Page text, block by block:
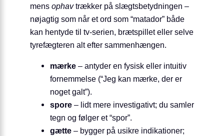
mens ophavtrækker på slægtsbetydningen –
nøjagtig som når et ord som “matador” både
kan hentyde til tv-serien, brætspillet eller selve
tyrefægteren alt efter sammenhængen.
mærke – antyder en fysisk eller intuitiv
fornemmelse (“Jeg kan mærke, der er
noget galt”).
spore – lidt mere investigativt; du samler
tegn og følger et “spor”.
gætte – bygger på usikre indikationer;